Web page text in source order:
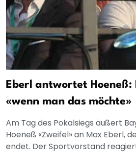
Eberl antwortet
«wenn man das möchte»
Am Tag des Pokalsiegs äußert
Hoeneß «Zweifel» an Max Eberl,
endet. Der Sportvorstand